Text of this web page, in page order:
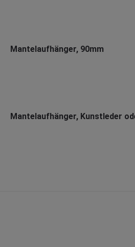
Mantelaufhänger, 90mm
Mantelaufhänger, Kunstleder